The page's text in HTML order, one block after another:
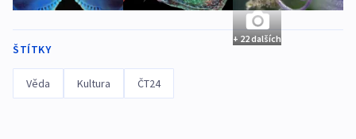
+ 22 dalších
ŠTÍTKY
Věda Kultura ČT24